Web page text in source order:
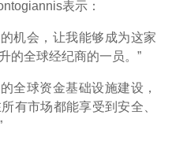
表示：
机会，让我能够成为这家
的全球经纪商的一员。”
全球资金基础设施建设，
有市场都能享受到安全、